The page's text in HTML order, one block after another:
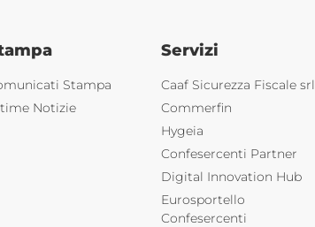
Stampa
Notizie
Servizi
Caaf Sicurezza Fiscale srl
Commerfin
Hygeia
Confesercenti Partner
Digital Innovation Hub
Eurosportello
Confesercenti